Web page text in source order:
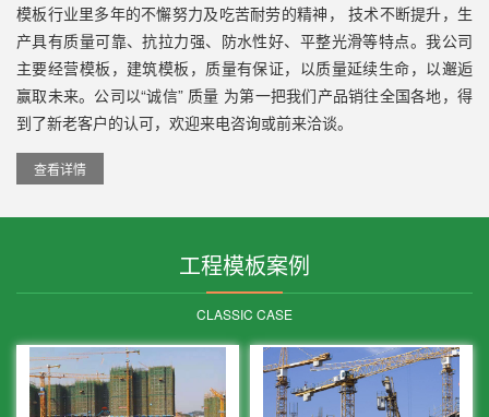
模板行业里多年的不懈努力及吃苦耐劳的精神， 技术不断提升，生
产具有质量可靠、抗拉力强、防水性好、平整光滑等特点。我公司
主要经营模板，建筑模板，质量有保证，以质量延续生命，以邂逅
赢取未来。公司以“诚信” 质量 为第一把我们产品销往全国各地，得
到了新老客户的认可，欢迎来电咨询或前来洽谈。
查看详情
工程模板案例
CLASSIC CASE